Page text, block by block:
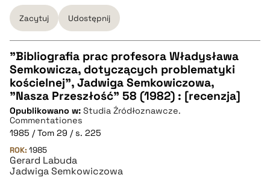
BIBTEX
Zacytuj Udostępnij
CZYSTY TEKST
pobierz cytat
BIBTEX
"Bibliografia prac profesora Władysława
Semkowicza, dotyczących problematyki
kościelnej", Jadwiga Semkowiczowa,
"Nasza Przeszłość" 58 (1982) : [recenzja]
Opublikowano w: Studia Źródłoznawcze.
Commentationes
1985 / Tom 29 / s. 225
ROK: 1985
Gerard Labuda
Jadwiga Semkowiczowa